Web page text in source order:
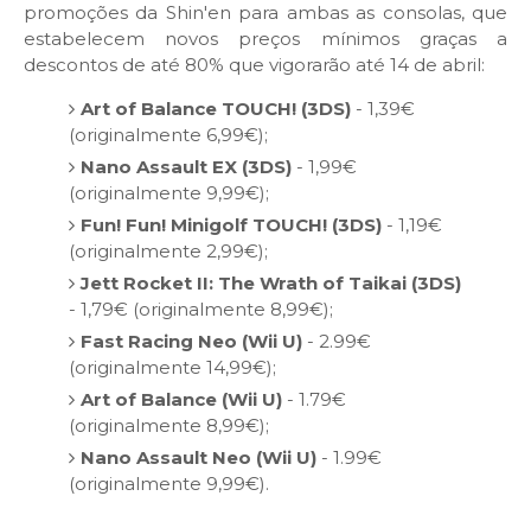
promoções da Shin'en para ambas as consolas, que
estabelecem novos preços mínimos graças a
descontos de até 80% que vigorarão até 14 de abril:
Art of Balance TOUCH! (3DS)- 1,39€
(originalmente 6,99€);
Nano Assault EX (3DS)- 1,99€
(originalmente 9,99€);
Fun! Fun! Minigolf TOUCH! (3DS) - 1,19€
(originalmente 2,99€);
Jett Rocket II: The Wrath of Taikai (3DS)
- 1,79€ (originalmente 8,99€);
Fast Racing Neo (Wii U)- 2.99€
(originalmente 14,99€);
Art of Balance (Wii U)- 1.79€
(originalmente 8,99€);
Nano Assault Neo (Wii U) - 1.99€
(originalmente 9,99€).